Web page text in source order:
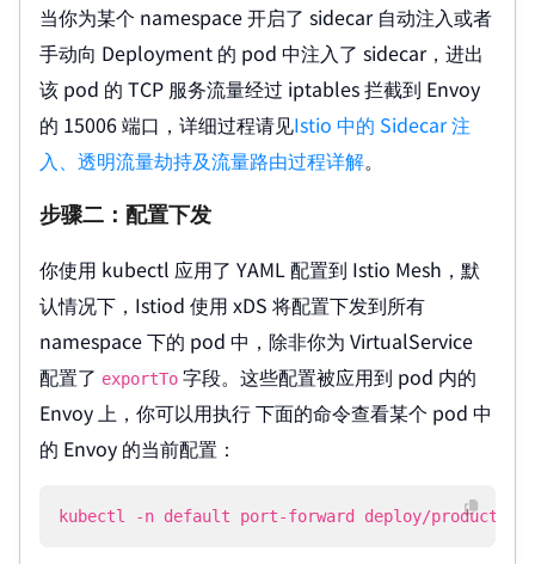
当你为某个 namespace 开启了 sidecar 自动注入或者
手动向 Deployment 的 pod 中注入了 sidecar，进出
该 pod 的 TCP 服务流量经过 iptables 拦截到 Envoy
的 15006 端口，详细过程请见Istio 中的 Sidecar 注
入、透明流量劫持及流量路由过程详解。
步骤二：配置下发
你使用 kubectl 应用了 YAML 配置到 Istio Mesh，默
认情况下，Istiod 使用 xDS 将配置下发到所有
namespace 下的 pod 中，除非你为 VirtualService
配置了 exportTo 字段。这些配置被应用到 pod 内的
Envoy 上，你可以用执行 下面的命令查看某个 pod 中
的 Envoy 的当前配置：
kubectl -n default port-forward deploy/